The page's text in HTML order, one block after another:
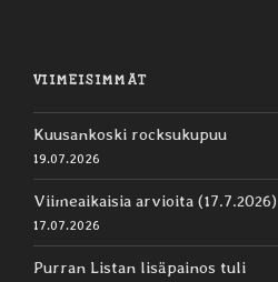
VIIMEISIMMÄT
Kuusankoski rocksukupuu
19.07.2026
Viimeaikaisia arvioita (17.7.2026)
17.07.2026
Purran Listan lisäpainos tuli